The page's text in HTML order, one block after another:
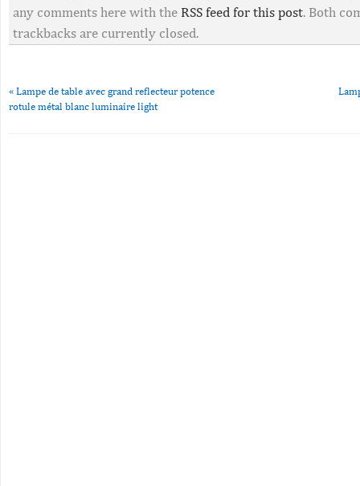
any comments here with the RSS feed for this post. Both
trackbacks are currently closed.
« Lampe de table avec grand reflecteur potence
rotule métal blanc luminaire light